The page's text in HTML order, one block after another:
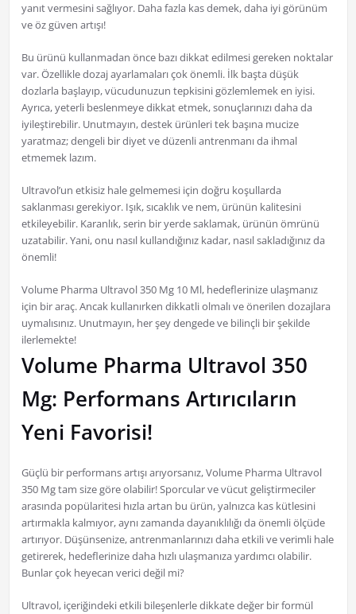
yanıt vermesini sağlıyor. Daha fazla kas demek, daha iyi görünüm
ve öz güven artışı!
Bu ürünü kullanmadan önce bazı dikkat edilmesi gereken noktalar
var. Özellikle dozaj ayarlamaları çok önemli. İlk başta düşük
dozlarla başlayıp, vücudunuzun tepkisini gözlemlemek en iyisi.
Ayrıca, yeterli beslenmeye dikkat etmek, sonuçlarınızı daha da
iyileştirebilir. Unutmayın, destek ürünleri tek başına mucize
yaratmaz; dengeli bir diyet ve düzenli antrenmanı da ihmal
etmemek lazım.
Ultravol’un etkisiz hale gelmemesi için doğru koşullarda
saklanması gerekiyor. Işık, sıcaklık ve nem, ürünün kalitesini
etkileyebilir. Karanlık, serin bir yerde saklamak, ürünün ömrünü
uzatabilir. Yani, onu nasıl kullandığınız kadar, nasıl sakladığınız da
önemli!
Volume Pharma Ultravol 350 Mg 10 Ml, hedeflerinize ulaşmanız
için bir araç. Ancak kullanırken dikkatli olmalı ve önerilen dozajlara
uymalısınız. Unutmayın, her şey dengede ve bilinçli bir şekilde
ilerlemekte!
Volume Pharma Ultravol 350
Mg: Performans Artırıcıların
Yeni Favorisi!
Güçlü bir performans artışı arıyorsanız, Volume Pharma Ultravol
350 Mg tam size göre olabilir! Sporcular ve vücut geliştirmeciler
arasında popülaritesi hızla artan bu ürün, yalnızca kas kütlesini
artırmakla kalmıyor, aynı zamanda dayanıklılığı da önemli ölçüde
artırıyor. Düşünsenize, antrenmanlarınızı daha etkili ve verimli hale
getirerek, hedeflerinize daha hızlı ulaşmanıza yardımcı olabilir.
Bunlar çok heyecan verici değil mi?
Ultravol, içeriğindeki etkili bileşenlerle dikkate değer bir formül